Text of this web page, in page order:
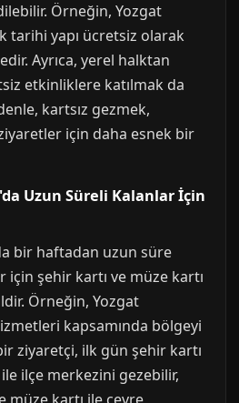
Örneğin, Yozgat
tarihi yapı ücretsiz olarak
Ayrıca, yerel halktan
etkinliklere katılmak da
kartsız gezmek,
için daha esnek bir
Uzun Süreli Kalanlar İçin
bir haftadan uzun süre
için şehir kartı ve müze kartı
Örneğin, Yozgat
kapsamında bölgeyi
ziyaretçi, ilk gün şehir kartı
ilçe merkezini gezebilir,